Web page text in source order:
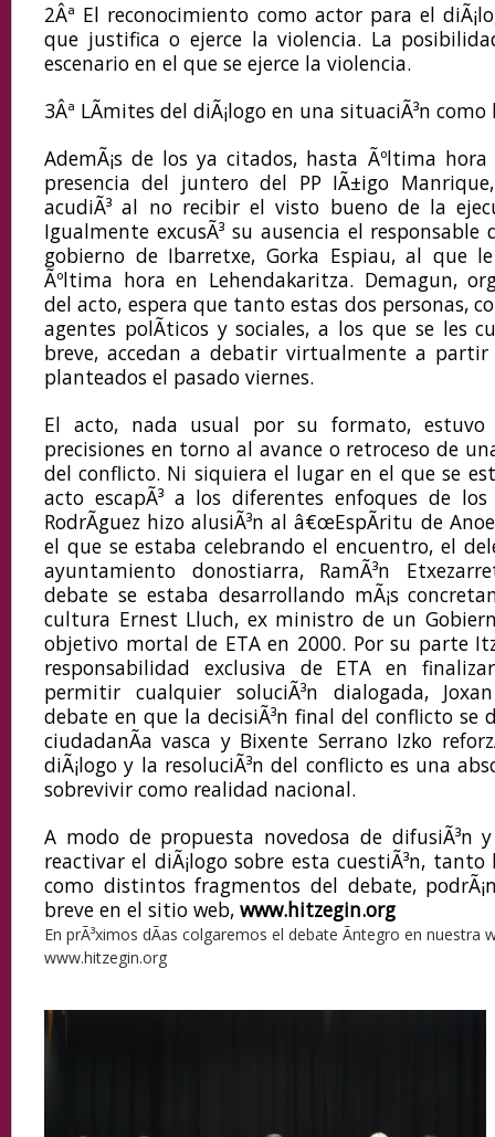
2Âª El reconocimiento como actor para el
que justifica o ejerce la violencia. La
escenario en el que se ejerce la violencia.
3Âª LÃ­mites del diÃ¡logo en una situaciÃ³n
AdemÃ¡s de los ya citados, hasta Ãºltima
presencia del juntero del PP IÃ±igo
acudiÃ³ al no recibir el visto bueno de la
Igualmente excusÃ³ su ausencia el responsable
gobierno de Ibarretxe, Gorka Espiau, al que
Ãºltima hora en Lehendakaritza. Demagun,
del acto, espera que tanto estas dos personas,
agentes polÃ­ticos y sociales, a los que se les
breve, accedan a debatir virtualmente a partir
planteados el pasado viernes.
El acto, nada usual por su formato,
precisiones en torno al avance o retroceso de
del conflicto. Ni siquiera el lugar en el que se
acto escapÃ³ a los diferentes enfoques de
RodrÃ­guez hizo alusiÃ³n al â€œEspÃ­ritu de
el que se estaba celebrando el encuentro, el
ayuntamiento donostiarra, RamÃ³n
debate se estaba desarrollando mÃ¡s
cultura Ernest Lluch, ex ministro de un
objetivo mortal de ETA en 2000. Por su parte
responsabilidad exclusiva de ETA en
permitir cualquier soluciÃ³n dialogada,
debate en que la decisiÃ³n final del conflicto se
ciudadanÃ­a vasca y Bixente Serrano Izko
diÃ¡logo y la resoluciÃ³n del conflicto es una
sobrevivir como realidad nacional.
A modo de propuesta novedosa de difusiÃ³n
reactivar el diÃ¡logo sobre esta cuestiÃ³n, tanto
como distintos fragmentos del debate,
breve en el sitio web, www.hitzegin.org
En prÃ³ximos dÃ­as colgaremos el debate Ã­ntegro en nuestra
www.hitzegin.org